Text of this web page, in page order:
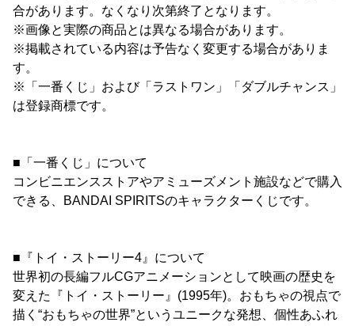
合があります。なくなり次第終了となります。
※画像と実際の商品とは異なる場合があります。
※掲載されている内容は予告なく変更する場合がありま
す。
※「一番くじ」および「ラストワン」「ダブルチャンス」
は登録商標です。
■「一番くじ」について
コンビニエンスストアやアミューズメント施設などで購入
できる、BANDAI SPIRITSのキャラクターくじです。
■『トイ・ストーリー4』について
世界初の長編フルCGアニメーションとして映画の歴史を
変えた『トイ・ストーリー』(1995年)。おもちゃの視点で
描く“おもちゃの世界”というユニークな発想、個性あふれ